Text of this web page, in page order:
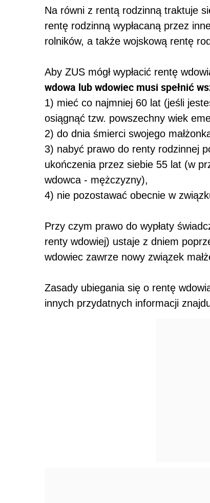
Na równi z rentą rodzinną traktuje
rentę rodzinną wypłacaną przez
rolników, a także wojskową rentę
Aby ZUS mógł wypłacić rentę
wdowa lub wdowiec musi spełnić
1) mieć co najmniej 60 lat (jeśli
osiągnąć tzw. powszechny wiek
2) do dnia śmierci swojego
3) nabyć prawo do renty rodzinnej
ukończenia przez siebie 55 lat (w
wdowca - mężczyzny),
4) nie pozostawać obecnie w
Przy czym prawo do wypłaty
renty wdowiej) ustaje z dniem
wdowiec zawrze nowy związek
Zasady ubiegania się o rentę
innych przydatnych informacji